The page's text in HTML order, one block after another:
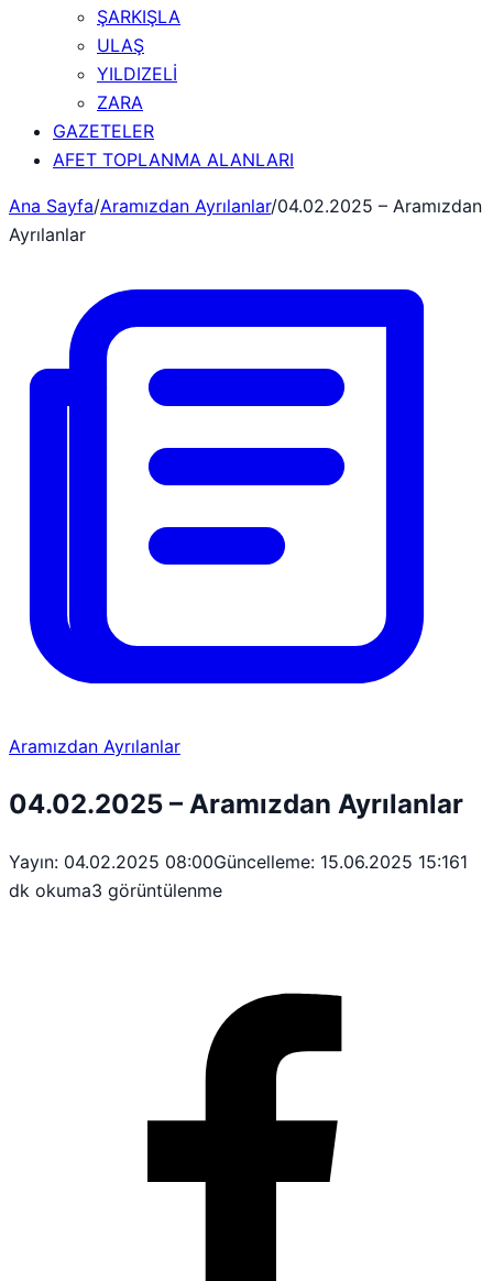
ŞARKIŞLA
ULAŞ
YILDIZELİ
ZARA
GAZETELER
AFET TOPLANMA ALANLARI
Ana Sayfa/Aramızdan Ayrılanlar/04.02.2025 – Aramızdan
Ayrılanlar
Aramızdan Ayrılanlar
04.02.2025 – Aramızdan Ayrılanlar
Yayın: 04.02.2025 08:00Güncelleme: 15.06.2025 15:161
dk okuma3 görüntülenme